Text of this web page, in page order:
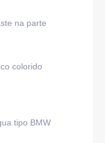
na parte
colorido
tipo BMW